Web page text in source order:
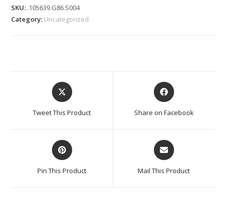
SKU: .105639.G86.S004
Category: Uncategorized
Tweet This Product Share on Facebook
Pin This Product Mail This Product